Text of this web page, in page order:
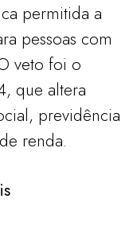
permitida a
pessoas com
veto foi o
que altera
previdência
renda.